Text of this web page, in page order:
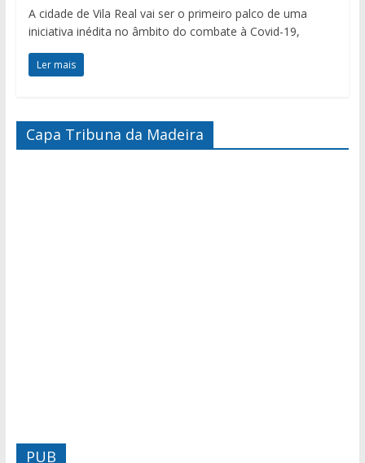
A cidade de Vila Real vai ser o primeiro palco de uma
iniciativa inédita no âmbito do combate à Covid-19,
Ler mais
Capa Tribuna da Madeira
PUB